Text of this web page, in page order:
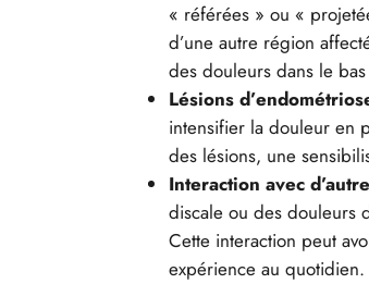
« référées » ou «
d’une autre région
des douleurs dans le
Lésions
intensifier la douleur en
des lésions, une
Interaction avec
discale ou des douleurs
Cette interaction peut
expérience au quotidien.